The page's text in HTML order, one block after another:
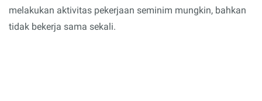
melakukan aktivitas pekerjaan seminim mungkin, bahkan
tidak bekerja sama sekali.